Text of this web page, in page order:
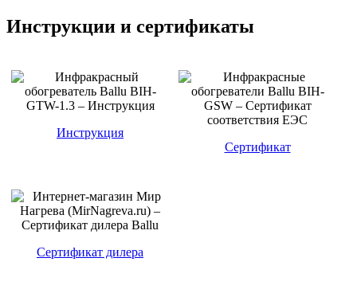
Инструкции и сертификаты
Инструкция
Сертификат
Сертификат дилера